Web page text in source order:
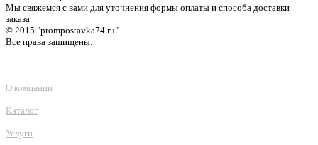
Мы свяжемся с вами для уточнения формы оплаты и способа доставки
заказа
© 2015 "prompostavka74.ru"
Все права защищены.
О компании
Каталог
Услуги